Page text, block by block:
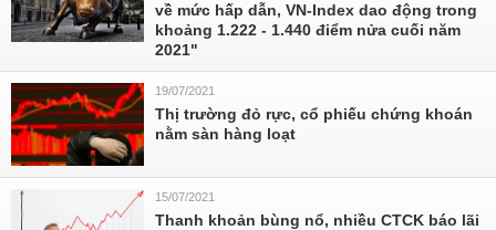
về mức hấp dẫn, VN-Index dao động trong
khoảng 1.222 - 1.440 điểm nửa cuối năm
2021"
19/07/2021
Thị trường đỏ rực, cổ phiếu chứng khoán
nằm sàn hàng loạt
15/07/2021
Thanh khoản bùng nổ, nhiều CTCK báo lãi